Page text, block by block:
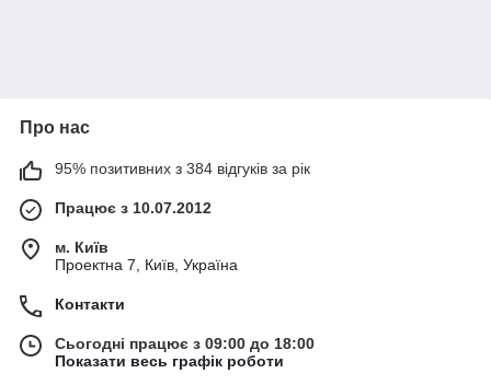
Про нас
95% позитивних з 384 відгуків за рік
Працює з 10.07.2012
м. Київ
Проектна 7, Київ, Україна
Контакти
Сьогодні працює з 09:00 до 18:00
Показати весь графік роботи